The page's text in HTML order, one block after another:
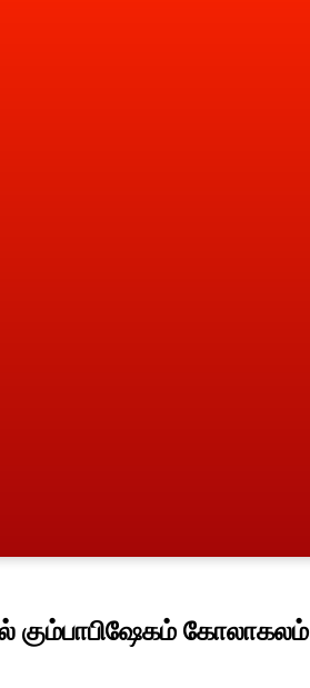
கும்பாபிஷேகம் கோலாகலம்